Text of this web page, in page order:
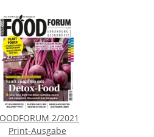
2/2021
Print-Ausgabe